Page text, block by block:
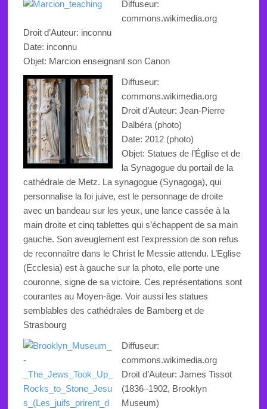
Diffuseur:
commons.wikimedia.org
Droit d’Auteur: inconnu
Date: inconnu
Objet: Marcionenseignant son Canon
Diffuseur:
commons.wikimedia.org
Droit d’Auteur: Jean-Pierre
Dalbéra (photo)
Date: 2012 (photo)
Objet: Statues de l’Église et de
la Synagogue du portail de la
cathédrale de Metz. La synagogue (Synagoga), qui
personnalise la foi juive, est le personnage de droite
avec un bandeau sur les yeux, une lance cassée à la
main droite et cinq tablettes qui s’échappent de sa main
gauche. Son aveuglement est l’expression de son refus
de reconnaître dans le Christ le Messie attendu. L’Eglise
(Ecclesia) est à gauche sur la photo, elle porte une
couronne, signe de sa victoire. Ces représentations sont
courantes au Moyen-âge. Voir aussi les statues
semblables des cathédrales de Bamberg et de
Strasbourg
Diffuseur:
commons.wikimedia.org
Droit d’Auteur: James Tissot
(1836–1902, Brooklyn
Museum)